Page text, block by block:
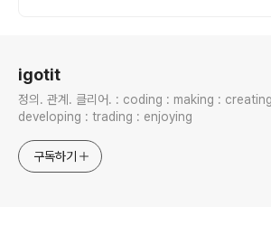
igotit
정의. 관계. 클리어. : coding : making : creating :
developing : trading : enjoying
구독하기